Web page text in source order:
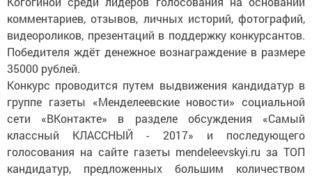
комментариев, отзывов, личных историй, фотографий,
видеороликов, презентаций в поддержку конкурсантов.
Победителя ждёт денежное вознаграждение в размере
35000 рублей.
Конкурс проводится путем выдвижения кандидатур в
группе газеты «Менделеевские новости» социальной
сети «ВКонтакте» в разделе обсуждения «Самый
классный КЛАССНЫЙ - 2017» и последующего
голосования на сайте газеты mendeleevskyi.ru за ТОП
кандидатур, предложенных большим количеством